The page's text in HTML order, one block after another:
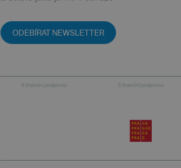
ODEBÍRAT NEWSLETTER
S finanční podporou S finanční podporou